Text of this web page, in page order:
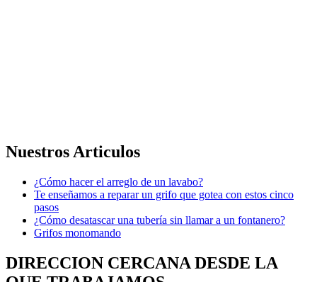
Nuestros Articulos
¿Cómo hacer el arreglo de un lavabo?
Te enseñamos a reparar un grifo que gotea con estos cinco
pasos
¿Cómo desatascar una tubería sin llamar a un fontanero?
Grifos monomando
DIRECCION CERCANA DESDE LA